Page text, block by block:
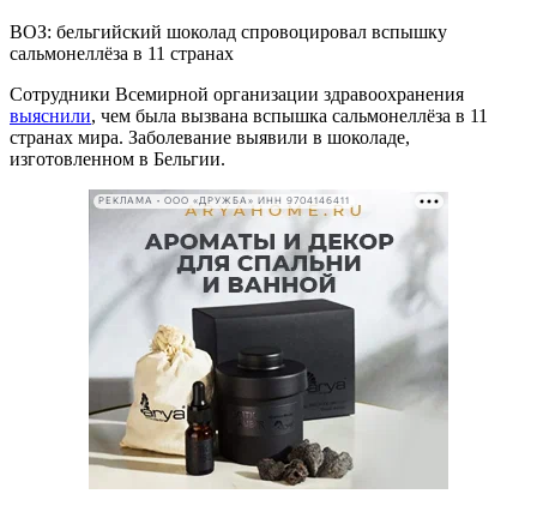
ВОЗ: бельгийский шоколад спровоцировал вспышку
сальмонеллёза в 11 странах
Сотрудники Всемирной организации здравоохранения
выяснили, чем была вызвана вспышка сальмонеллёза в 11
странах мира. Заболевание выявили в шоколаде,
изготовленном в Бельгии.
РЕКЛАМА • ООО «ДРУЖБА» ИНН 9704146411